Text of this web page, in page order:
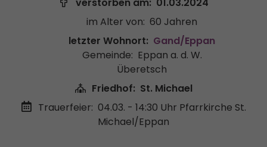
im Alter von: 60 Jahren
letzter Wohnort: Gand/Eppan
Gemeinde: Eppan a. d. W.
Überetsch
Friedhof: St. Michael
Trauerfeier: 04.03. - 14:30 Uhr Pfarrkirche St.
Michael/Eppan